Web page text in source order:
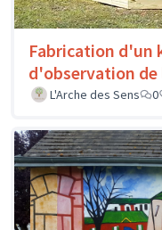
Fabrication d'un
d'observation
L'Arche des Sens
0